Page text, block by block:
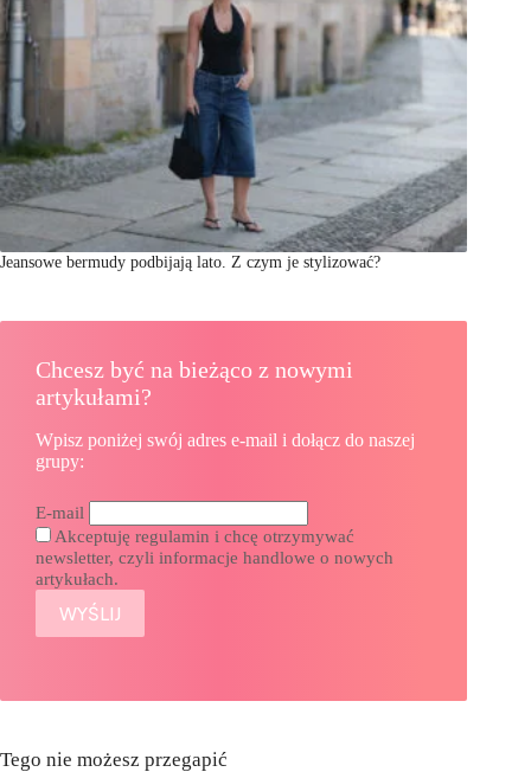
Jeansowe bermudy podbijają lato. Z czym je stylizować?
Chcesz być na bieżąco z nowymi
artykułami?
Wpisz poniżej swój adres e-mail i dołącz do naszej
grupy:
E-mail
Akceptuję regulamin i chcę otrzymywać
newsletter, czyli informacje handlowe o nowych
artykułach.
Tego nie możesz przegapić